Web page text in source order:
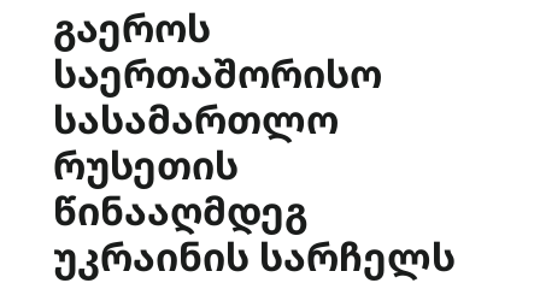
გაეროს
საერთაშორისო
სასამართლო
რუსეთის
წინააღმდეგ
უკრაინის სარჩელს